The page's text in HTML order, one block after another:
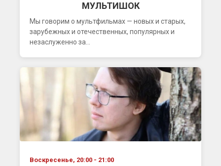
МУЛЬТИШОК
Мы говорим о мультфильмах — новых и старых,
зарубежных и отечественных, популярных и
незаслуженно за...
Воскресенье, 20:00 - 21:00